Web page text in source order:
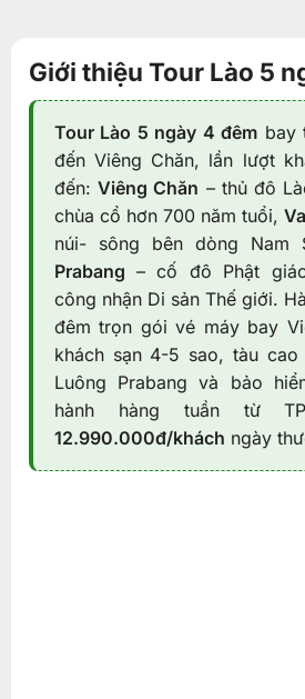
Giới thiệu Tour Lào 5
Tour Lào 5 ngày 4 đêm bay
đến Viêng Chăn, lần lượt
đến:Viêng Chăn – thủ đô
chùa cổ hơn 700 năm tuổi,
núi- sông bên dòng Nam
Prabang – cố đô Phật
công nhận Di sản Thế giới.
đêm trọn gói vé máy bay
khách sạn 4-5 sao, tàu
Luông Prabang và bảo
hành hàng tuần từ
12.990.000đ/khách ngày